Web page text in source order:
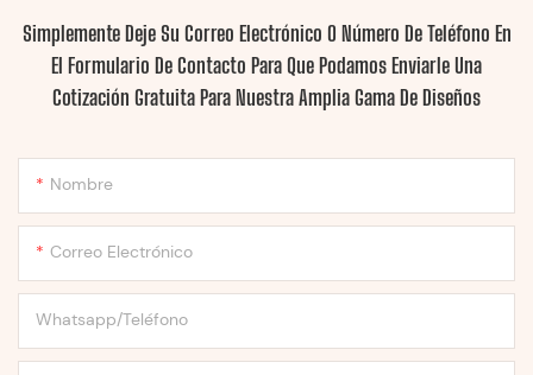
Simplemente Deje Su Correo Electrónico O Número De Teléfono En
El Formulario De Contacto Para Que Podamos Enviarle Una
Cotización Gratuita Para Nuestra Amplia Gama De Diseños
Nombre
Correo Electrónico
Whatsapp/Teléfono